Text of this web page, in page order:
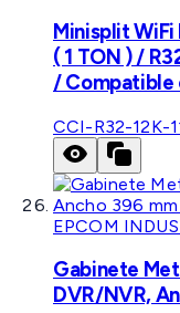
Minisplit
( 1 TON ) /
/ Compatible
CCI-R32-12K-
EPCOM
Gabinete
DVR/NVR,